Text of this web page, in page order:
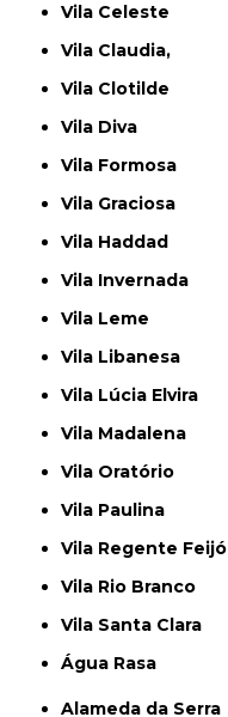
Vila Celeste
Vila Claudia,
Vila Clotilde
Vila Diva
Vila Formosa
Vila Graciosa
Vila Haddad
Vila Invernada
Vila Leme
Vila Libanesa
Vila Lúcia Elvira
Vila Madalena
Vila Oratório
Vila Paulina
Vila Regente Feijó
Vila Rio Branco
Vila Santa Clara
Água Rasa
Alameda da Serra